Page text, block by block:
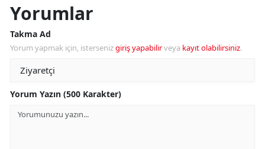
Yorumlar
Takma Ad
Yorum yapmak için, istersenizgiriş yapabilirveya kayıt olabilirsiniz.
Yorum Yazın (500 Karakter)